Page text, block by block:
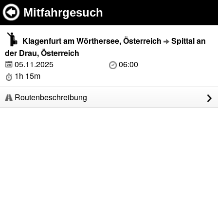
Mitfahrgesuch
Klagenfurt am Wörthersee, Österreich
Spittal an
der Drau, Österreich
05.11.2025
06:00
1h 15m
Routenbeschreibung